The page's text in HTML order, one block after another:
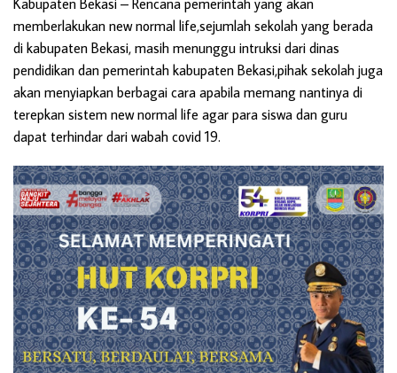
Kabupaten Bekasi – Rencana pemerintah yang akan
memberlakukan new normal life,sejumlah sekolah yang berada
di kabupaten Bekasi, masih menunggu intruksi dari dinas
pendidikan dan pemerintah kabupaten Bekasi,pihak sekolah juga
akan menyiapkan berbagai cara apabila memang nantinya di
terepkan sistem new normal life agar para siswa dan guru
dapat terhindar dari wabah covid 19.